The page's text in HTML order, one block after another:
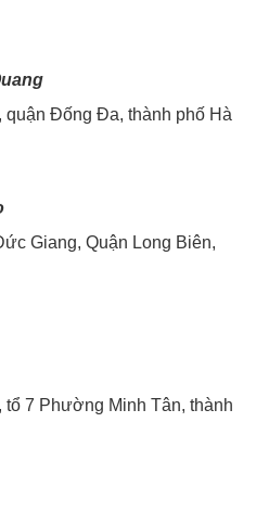
Đống Đa, thành phố Hà
Giang, Quận Long Biên,
7 Phường Minh Tân, thành